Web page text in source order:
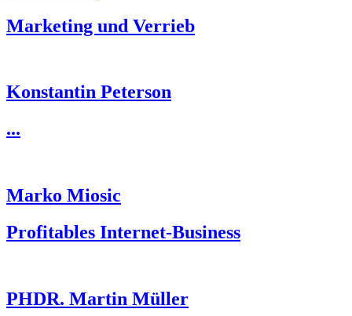
Marketing und Verrieb
Konstantin Peterson
...
Marko Miosic
Profitables Internet-Business
PHDR. Martin Müller